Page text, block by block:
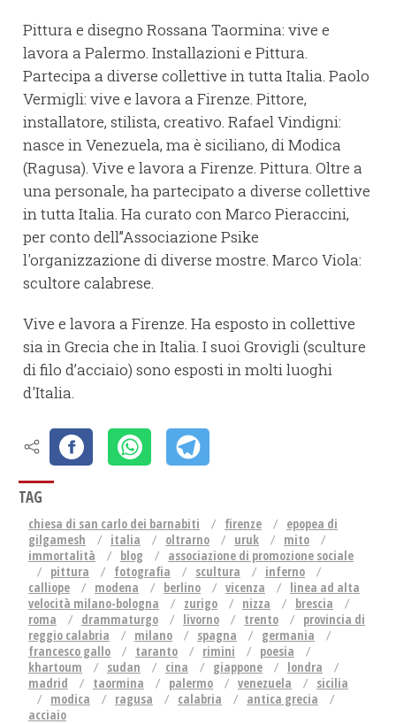
Pittura e disegno Rossana Taormina: vive e
lavora a Palermo. Installazioni e Pittura.
Partecipa a diverse collettive in tutta Italia. Paolo
Vermigli: vive e lavora a Firenze. Pittore,
installatore, stilista, creativo. Rafael Vindigni:
nasce in Venezuela, ma è siciliano, di Modica
(Ragusa). Vive e lavora a Firenze. Pittura. Oltre a
una personale, ha partecipato a diverse collettive
in tutta Italia. Ha curato con Marco Pieraccini,
per conto dell’’Associazione Psike
l'organizzazione di diverse mostre. Marco Viola:
scultore calabrese.
Vive e lavora a Firenze. Ha esposto in collettive
sia in Grecia che in Italia. I suoi Grovigli (sculture
di filo d’acciaio) sono esposti in molti luoghi
d'Italia.
TAG
chiesa di san carlo dei barnabiti firenze
epopea di
gilgamesh
italia oltrarno uruk
mito
immortalità
blog
associazione di promozione sociale
pittura
fotografia scultura
inferno
calliope
modena berlino vicenza
linea ad alta
velocità milano-bologna
zurigo nizza
brescia
roma
drammaturgo livorno trento
provincia di
reggio calabria
milano spagna
germania
francesco gallo
taranto rimini
poesia
khartoum
sudan cina giappone
londra
madrid
taormina palermo venezuela
sicilia
modica
ragusa calabria
antica grecia
acciaio